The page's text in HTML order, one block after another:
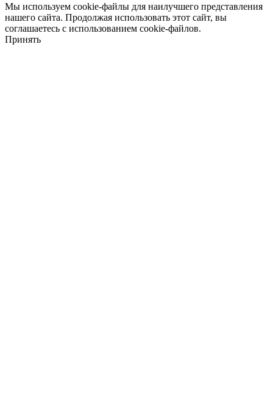
Мы используем cookie-файлы для наилучшего представления
нашего сайта. Продолжая использовать этот сайт, вы
соглашаетесь с использованием cookie-файлов.
Принять